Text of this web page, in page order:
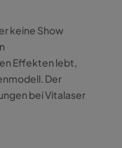
keine Show
Effekten lebt,
Der
bei Vitalaser